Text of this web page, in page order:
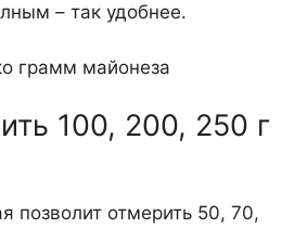
– так удобнее.
100, 200, 250 г
позволит отмерить 50, 70,